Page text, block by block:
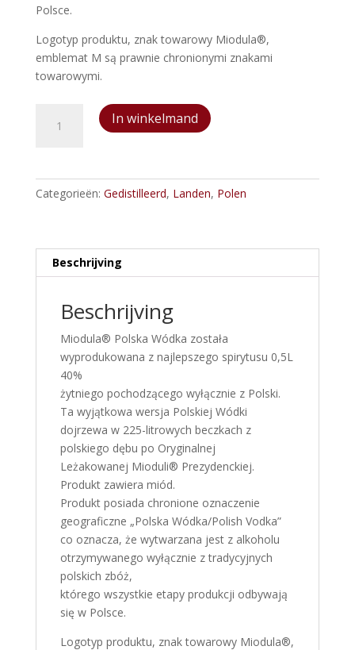
Polsce.
Logotyp produktu, znak towarowy Miodula®,
emblemat M są prawnie chronionymi znakami
towarowymi.
Polska
In winkelmand
Categorieën: Gedistilleerd, Landen, Polen
Beschrijving
Beschrijving
Miodula® Polska Wódka została
wyprodukowana z najlepszego spirytusu 0,5L
40%
żytniego pochodzącego wyłącznie z Polski.
Ta wyjątkowa wersja Polskiej Wódki
dojrzewa w 225-litrowych beczkach z
polskiego dębu po Oryginalnej
Leżakowanej Mioduli® Prezydenckiej.
Produkt zawiera miód.
Produkt posiada chronione oznaczenie
geograficzne „Polska Wódka/Polish Vodka”
co oznacza, że wytwarzana jest z alkoholu
otrzymywanego wyłącznie z tradycyjnych
polskich zbóż,
którego wszystkie etapy produkcji odbywają
się w Polsce.
Logotyp produktu, znak towarowy Miodula®,